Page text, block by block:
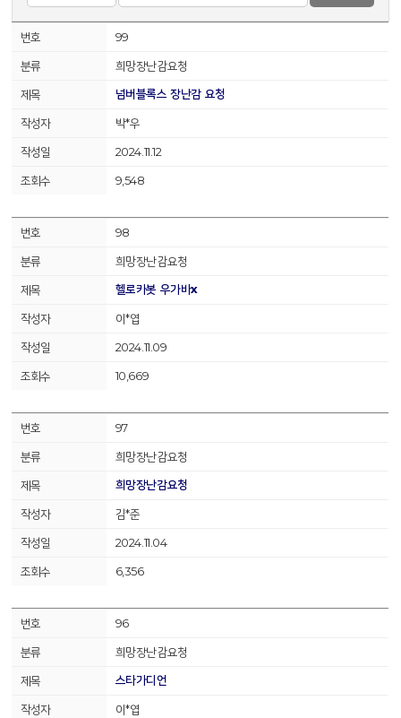
99
희망장난감요청
넘버블록스 장난감 요청
박*우
2024.11.12
9,548
98
희망장난감요청
헬로카봇 우가바x
이*엽
2024.11.09
10,669
97
희망장난감요청
희망장난감요청
김*준
2024.11.04
6,356
96
희망장난감요청
스타가디언
이*엽